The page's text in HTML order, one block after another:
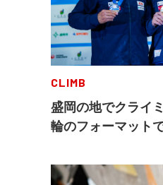
CLIMB
盛岡の地でクライ
輪のフォーマット